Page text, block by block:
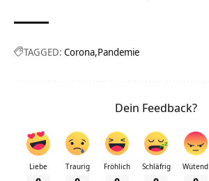
TAGGED: Corona Pandemie
Dein Feedback?
Liebe Traurig Fröhlich Schläfrig Wütend